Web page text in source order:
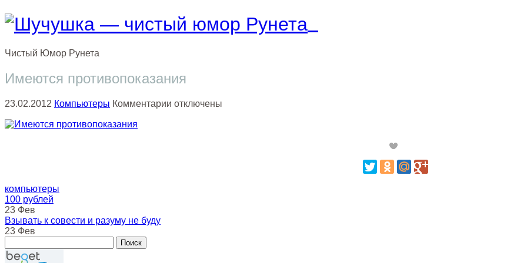
Чистый Юмор Рунета
Имеются противопоказания
23.02.2012 Компьютеры Комментарии котключены
компьютеры
100 рублей
23 Фев
Взывать к совести и разуму не буду
23 Фев